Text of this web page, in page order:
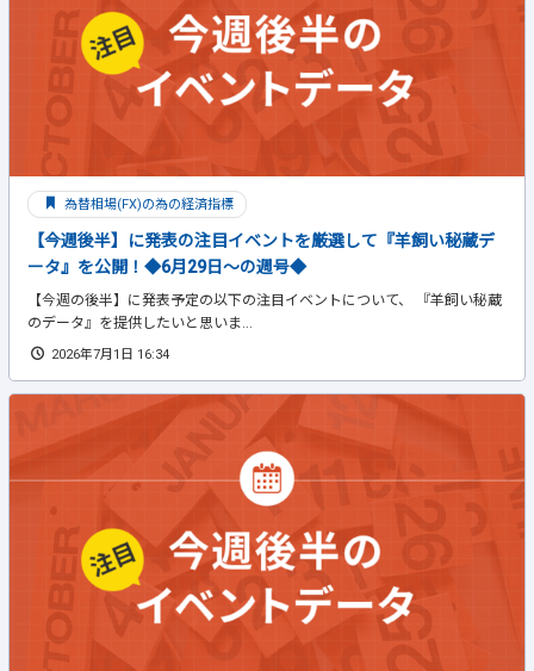
為替相場(FX)の為の経済指標
【今週後半】に発表の注目イベントを厳選して『羊飼い秘蔵デ
ータ』を公開！◆6月29日～の週号◆
【今週の後半】に発表予定の以下の注目イベントについて、 『羊飼い秘蔵
のデータ』を提供したいと思いま...
2026年7月1日 16:34